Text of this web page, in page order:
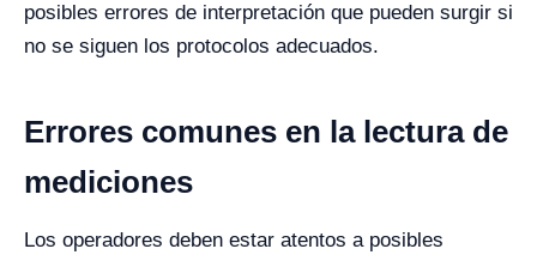
posibles errores de interpretación que pueden surgir si
no se siguen los protocolos adecuados.
Errores comunes en la lectura de
mediciones
Los operadores deben estar atentos a posibles